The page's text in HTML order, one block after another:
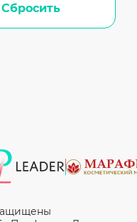
Сбросить